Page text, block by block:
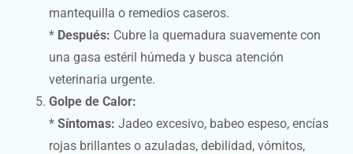
mantequilla o remedios caseros.
* Después: Cubre la quemadura suavemente con
una gasa estéril húmeda y busca atención
veterinaria urgente.
Golpe de Calor:
*Síntomas: Jadeo excesivo, babeo espeso, encías
rojas brillantes o azuladas, debilidad, vómitos,